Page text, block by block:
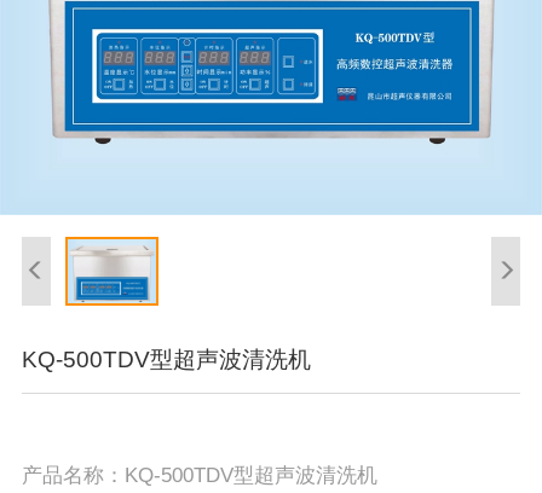
KQ-500TDV型超声波清洗机
产品名称：KQ-500TDV型超声波清洗机